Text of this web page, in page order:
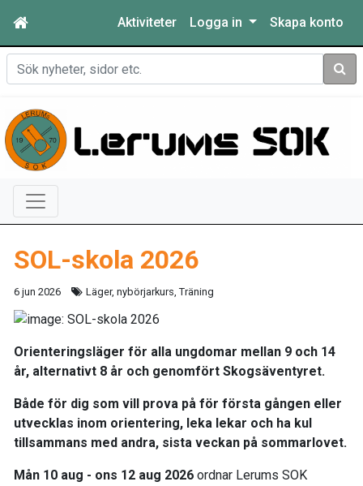
Aktiviteter Logga in Skapa konto
Sök
SOL-skola 2026
6 jun 2026 Läger, nybörjarkurs, Träning
Orienteringsläger för alla ungdomar mellan 9 och 14
år, alternativt 8 år och genomfört Skogsäventyret.
Både för dig som vill prova på för första gången eller
utvecklas inom orientering, leka lekar och ha kul
tillsammans med andra, sista veckan på sommarlovet.
Mån 10 aug - ons 12 aug 2026 ordnar Lerums SOK